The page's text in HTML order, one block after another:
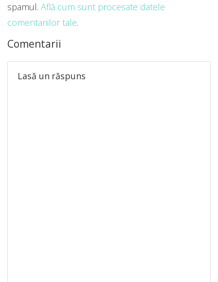
Comentarii
Lasă un răspuns
spamul. Află cum sunt procesate datele
comentariilor tale.